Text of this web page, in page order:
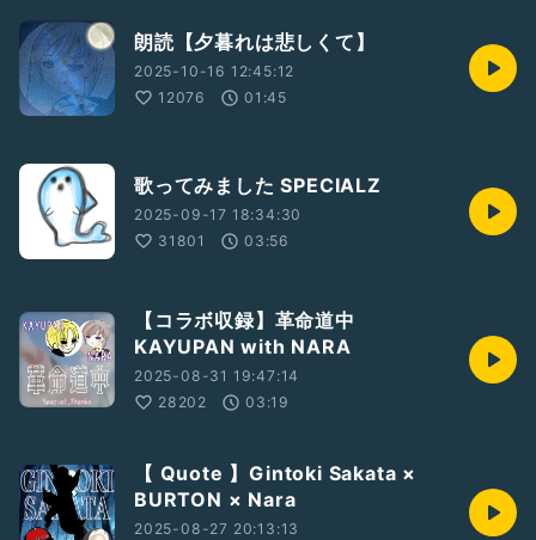
朗読【夕暮れは悲しくて】
2025-10-16 12:45:12
12076
01:45
歌ってみました SPECIALZ
2025-09-17 18:34:30
31801
03:56
【コラボ収録】革命道中
KAYUPAN with NARA
2025-08-31 19:47:14
28202
03:19
【 Quote 】Gintoki Sakata ×
BURTON × Nara
2025-08-27 20:13:13